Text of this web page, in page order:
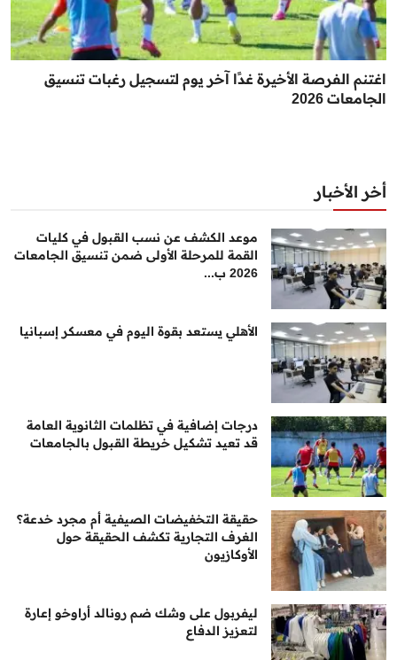
اغتنم الفرصة الأخيرة غدًا آخر يوم لتسجيل رغبات تنسيق
الجامعات 2026
أخر الأخبار
موعد الكشف عن نسب القبول في كليات
القمة للمرحلة الأولى ضمن تنسيق الجامعات
2026 ب...
الأهلي يستعد بقوة اليوم في معسكر إسبانيا
درجات إضافية في تظلمات الثانوية العامة
قد تعيد تشكيل خريطة القبول بالجامعات
حقيقة التخفيضات الصيفية أم مجرد خدعة؟
الغرف التجارية تكشف الحقيقة حول
الأوكازيون
ليفربول على وشك ضم رونالد أراوخو إعارة
لتعزيز الدفاع